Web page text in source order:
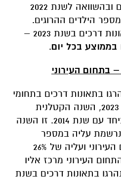
ההרוגים בתאונות דרכים ובהשוואה לשנת 2022
עליה של 21% במספר הילדים ההרוגים.
דרכים בשנת 2023 –
בממוצע בכל יום.
בגילאי 0-14 נהרגו בתאונות דרכים בתחומי
השנה הקטלנית
ביותר בעשור האחרון ביחד עם שנת 2014. זו השנה
עליה במספר
הילדים ההרוגים בתחום העירוני ועליה של 26%
לשנת 2022. התחום העירוני מרכז אליו
שנהרגו בתאונות דרכים בשנת